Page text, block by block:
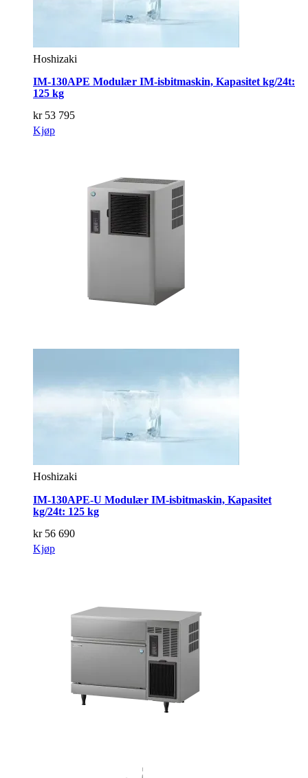
Hoshizaki
IM-130APE Modulær IM-isbitmaskin, Kapasitet kg/24t:
125 kg
kr53 795
Kjøp
Hoshizaki
IM-130APE-U Modulær IM-isbitmaskin, Kapasitet
kg/24t: 125 kg
kr56 690
Kjøp